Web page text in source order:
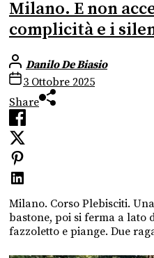
Milano. E non
complicità e i
Danilo De Biasio
3 Ottobre 2025
Share
Milano. Corso Plebisciti.
bastone, poi si ferma a lato
fazzoletto e piange. Due